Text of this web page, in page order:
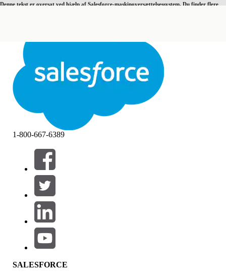
Denne tekst er oversat ved hjælp af Salesforce-maskinoversættelsessystem. Du finder flere
Luk
Filtrer efter (0)
VÆLG FILTRE
Produktområde
Funktionspåvirkning
1-800-667-6389
SALESFORCE